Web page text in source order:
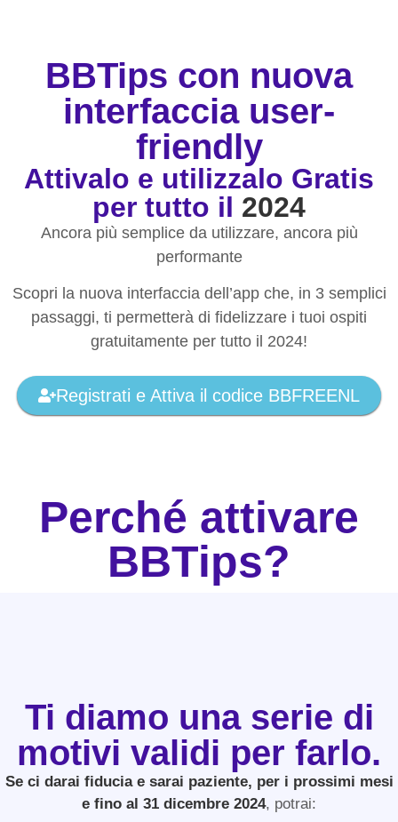
BBTips con nuova
interfaccia user-
friendly
Attivalo e utilizzalo Gratis
per tutto il 2024
Ancora più semplice da utilizzare, ancora più
performante
Scopri la nuova interfaccia dell’app che, in 3 semplici
passaggi, ti permetterà di fidelizzare i tuoi ospiti
gratuitamente per tutto il 2024!
Registrati e Attiva il codice BBFREENL
Perché attivare
BBTips?
Ti diamo una serie di
motivi validi per farlo.
Se ci darai fiducia e sarai paziente, per i prossimi mesi
e fino al 31 dicembre 2024, potrai: